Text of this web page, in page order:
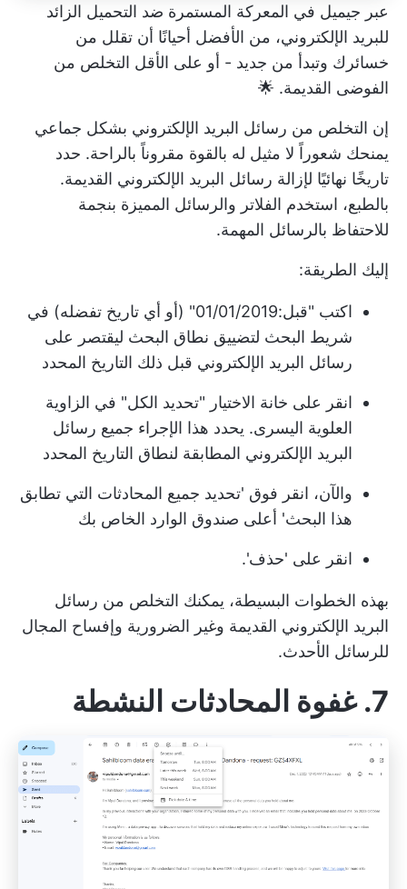
عبر جيميل في المعركة المستمرة ضد التحميل الزائد
للبريد الإلكتروني، من الأفضل أحيانًا أن تقلل من
خسائرك وتبدأ من جديد - أو على الأقل التخلص من
الفوضى القديمة. 🌟
إن التخلص من رسائل البريد الإلكتروني بشكل جماعي
يمنحك شعوراً لا مثيل له بالقوة مقروناً بالراحة. حدد
تاريخًا نهائيًا لإزالة رسائل البريد الإلكتروني القديمة.
بالطبع، استخدم الفلاتر والرسائل المميزة بنجمة
للاحتفاظ بالرسائل المهمة.
إليك الطريقة:
اكتب "قبل:01/01/2019" (أو أي تاريخ تفضله) في
شريط البحث لتضييق نطاق البحث ليقتصر على
رسائل البريد الإلكتروني قبل ذلك التاريخ المحدد
انقر على خانة الاختيار "تحديد الكل" في الزاوية
العلوية اليسرى. يحدد هذا الإجراء جميع رسائل
البريد الإلكتروني المطابقة لنطاق التاريخ المحدد
والآن، انقر فوق 'تحديد جميع المحادثات التي تطابق
هذا البحث' أعلى صندوق الوارد الخاص بك
انقر على 'حذف'.
بهذه الخطوات البسيطة، يمكنك التخلص من رسائل
البريد الإلكتروني القديمة وغير الضرورية وإفساح المجال
للرسائل الأحدث.
7. غفوة المحادثات النشطة